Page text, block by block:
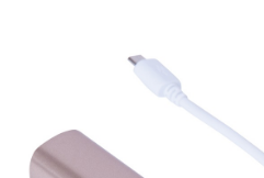
iPhoneやAndroidのスマー